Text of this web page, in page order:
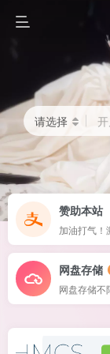
请选择
赞助本站
网盘存储
网盘存储不